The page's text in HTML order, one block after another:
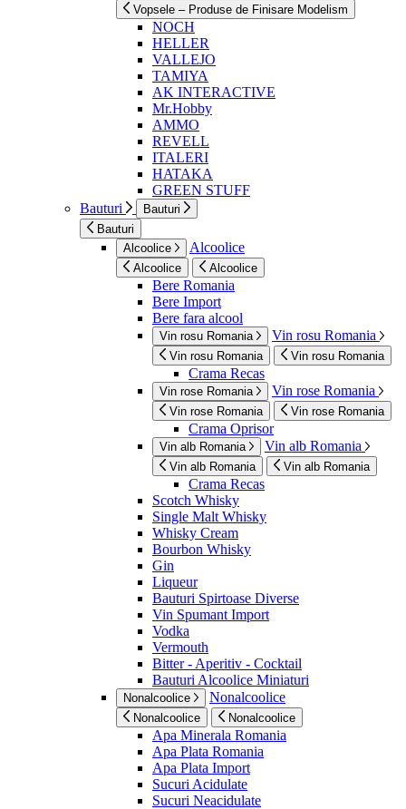
Vopsele – Produse de Finisare Modelism
NOCH
HELLER
VALLEJO
TAMIYA
AK INTERACTIVE
Mr.Hobby
AMMO
REVELL
ITALERI
HATAKA
GREEN STUFF
Bauturi
Bauturi
Bauturi
Alcoolice
Alcoolice
Alcoolice Alcoolice
Bere Romania
Bere Import
Bere fara alcool
Vin rosu Romania Vin rosu Romania
Vin rosu Romania Vin rosu Romania
Crama Recas
Vin rose Romania Vin rose Romania
Vin rose Romania Vin rose Romania
Crama Oprisor
Vin alb Romania Vin alb Romania
Vin alb Romania Vin alb Romania
Crama Recas
Scotch Whisky
Single Malt Whisky
Whisky Cream
Bourbon Whisky
Gin
Liqueur
Bauturi Spirtoase Diverse
Vin Spumant Import
Vodka
Vermouth
Bitter - Aperitiv - Cocktail
Bauturi Alcoolice Miniaturi
Nonalcoolice Nonalcoolice
Nonalcoolice Nonalcoolice
Apa Minerala Romania
Apa Plata Romania
Apa Plata Import
Sucuri Acidulate
Sucuri Neacidulate